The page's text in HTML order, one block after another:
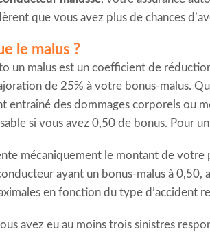
que vous avez plus de chances
le malus ?
un malus est un coefficient de
de 25% à votre bonus-malus.
entraîné des dommages corporels ou
si vous avez 0,50 de bonus. Pour
mécaniquement le montant de
ayant un bonus-malus à
en fonction du type d’accident
avez eu au moins trois sinistres